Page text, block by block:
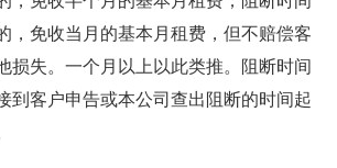
，免收当月的基本月租费，但不赔偿客
损失。一个月以上以此类推。阻断时间
到客户申告或本公司查出阻断的时间起